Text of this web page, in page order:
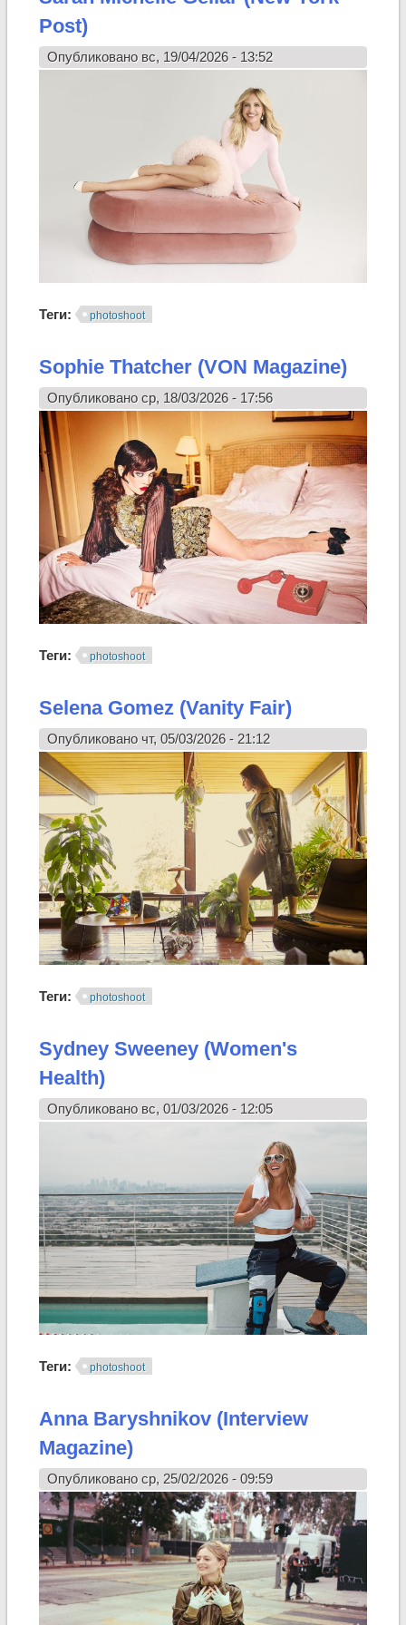
Post)
Опубликовано вс, 19/04/2026 - 13:52
Теги: photoshoot
Sophie Thatcher (VON Magazine)
Опубликовано ср, 18/03/2026 - 17:56
Теги: photoshoot
Selena Gomez (Vanity Fair)
Опубликовано чт, 05/03/2026 - 21:12
Теги: photoshoot
Sydney Sweeney (Women's
Health)
Опубликовано вс, 01/03/2026 - 12:05
Теги: photoshoot
Anna Baryshnikov (Interview
Magazine)
Опубликовано ср, 25/02/2026 - 09:59